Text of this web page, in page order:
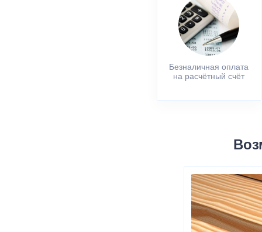
Безналичная оплата
на расчётный счёт